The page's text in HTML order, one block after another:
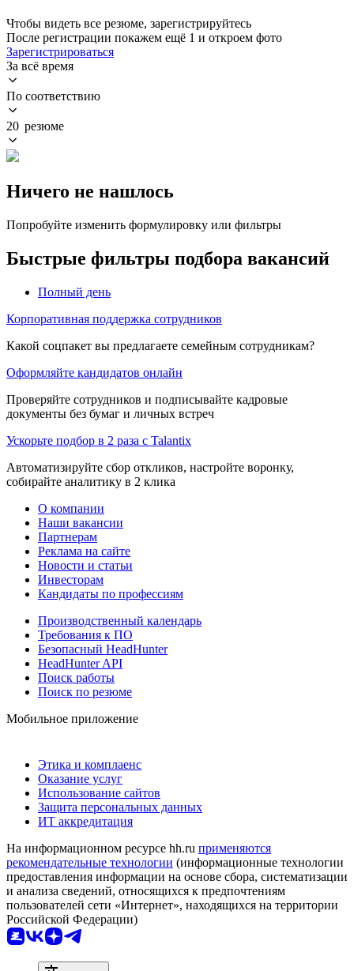
Чтобы видеть все резюме, зарегистрируйтесь
После регистрации покажем ещё 1 и откроем фото
Зарегистрироваться
За всё время
По соответствию
20 резюме
Ничего не нашлось
Попробуйте изменить формулировку или фильтры
Быстрые фильтры подбора вакансий
Полный день
Корпоративная поддержка сотрудников
Какой соцпакет вы предлагаете семейным сотрудникам?
Оформляйте кандидатов онлайн
Проверяйте сотрудников и подписывайте кадровые
документы без бумаг и личных встреч
Ускорьте подбор в 2 раза с Talantix
Автоматизируйте сбор откликов, настройте воронку,
собирайте аналитику в 2 клика
О компании
Наши вакансии
Партнерам
Реклама на сайте
Новости и статьи
Инвесторам
Кандидаты по профессиям
Производственный календарь
Требования к ПО
Безопасный HeadHunter
HeadHunter API
Поиск работы
Поиск по резюме
Мобильное приложение
Этика и комплаенс
Оказание услуг
Использование сайтов
Защита персональных данных
ИТ аккредитация
На информационном ресурсе hh.ru применяются
рекомендательные технологии (информационные технологии
предоставления информации на основе сбора, систематизации
и анализа сведений, относящихся к предпочтениям
пользователей сети «Интернет», находящихся на территории
Российской Федерации)